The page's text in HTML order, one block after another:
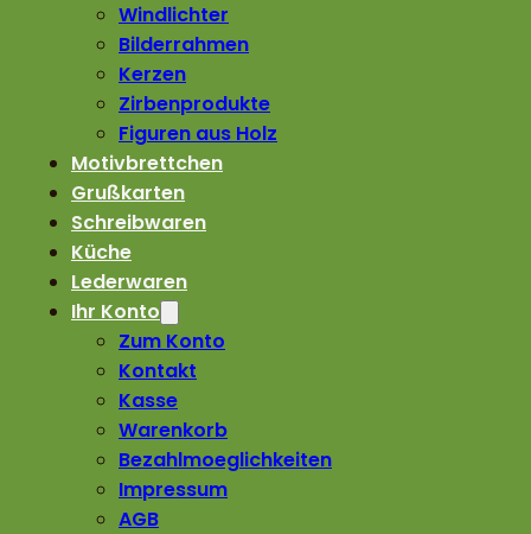
Windlichter
Bilderrahmen
Kerzen
Zirbenprodukte
Figuren aus Holz
Motivbrettchen
Grußkarten
Schreibwaren
Küche
Lederwaren
Ihr Konto
Zum Konto
Kontakt
Kasse
Warenkorb
Bezahlmoeglichkeiten
Impressum
AGB